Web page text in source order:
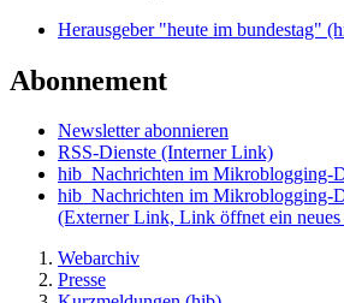
Herausgeber "heute im bundestag"
Abonnement
Newsletter abonnieren
RSS-Dienste (Interner Link)
hib_Nachrichten im Mikroblogging-
hib_Nachrichten im Mikroblogging-
(Externer Link, Link öffnet ein neues
Webarchiv
Presse